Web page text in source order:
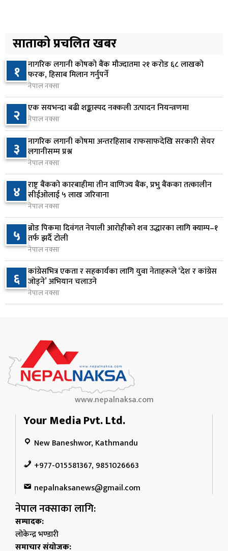
५
प्रस्तुत हुने
१६ घण्टा अघि
६
आज बस्ने भनिएको राष्ट्रिय सभाको बैठक बुधबारका लागि
सर्‍यो
१६ घण्टा अघि
७
वीरगञ्जमा ट्यांकरको सिल खोलेर तेल निकाल्ने सात जना
रंगेहात पक्राउ
१६ घण्टा अघि
८
जन्मसिद्ध नागरिकता कडा बनाउने ट्रम्पको नयाँ प्रयास, दुई
कार्यकारी आदेश जारी
१७ घण्टा अघि
९ राप्रपाको निर्णय: बागमती प्रदेश सरकारमा सहभागी नहुने
१७ घण्टा अघि
१०
२५० रुपैयाँको सामान किन्दा कञ्चनपुरका उपभोक्ताले
जिते १० लाख
१७ घण्टा अघि
साताको प्रचलित खबर
१ नागरिक लगानी कोषको बैंक मौज्दातमा २१ करोड ६८ लाखको
फरक, हिसाब मिलान गर्नुपर्ने
नेपाल नक्सा
२ एक सयभन्दा बढी शङ्कास्पद नक्कली उत्पादन नियन्त्रणमा
नेपाल नक्सा
३ नागरिक लगानी कोषमा अन्तरहिसाब राफसाफदेखि सरकारी सेयर
लगानीसम्म प्रश्न
नेपाल नक्सा
४ राष्ट्र बैंकको कारबाहीमा तीन वाणिज्य बैंक, प्रभु बैंकका तत्कालीन
सीईओलाई ५ लाख जरिवाना
नेपाल नक्सा
५ ब्रोड पिकमा दिवंगत नेपाली आरोहीको शव उद्धारका लागि क्याम्प–१
तर्फ झर्दै टोली
नेपाल नक्सा
६ कांग्रेसभित्र एकता र सहकार्यका लागि युवा नेताहरूले ‘देश र कांग्रेस
जोड्ने’ अभियान चलाउने
नेपाल नक्सा
www.nepalnaksa.com
Your Media Pvt. Ltd.
New Baneshwor, Kathmandu
+977-015581367, 9851026663
nepalnaksanews@gmail.com
नेपाल नक्साका लागि:
सम्पादक:
लोकेन्द्र भण्डारी
समाचार संयोजक: